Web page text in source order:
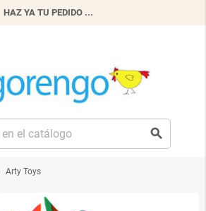
HAZ YA TU PEDIDO ...
search
Arty Toys